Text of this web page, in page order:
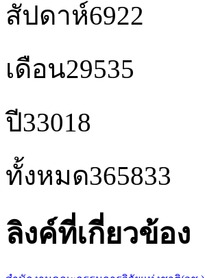
สัปดาห์6922
เดือน29535
ปี33018
ทั้งหมด365833
ลิงค์ที่เกี่ยวข้อง